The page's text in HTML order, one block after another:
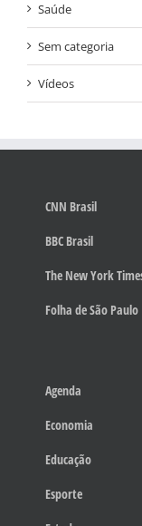
Saúde
Sem categoria
Vídeos
CNN Brasil
BBC Brasil
The New York
Folha de São Paulo
Agenda
Economia
Educação
Esporte